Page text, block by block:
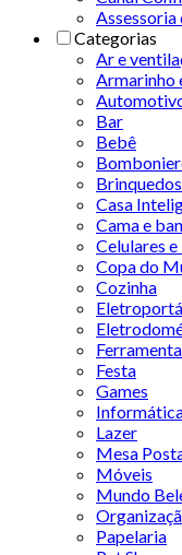
Assessoria
Categorias
Ar e
Armarinho
Bar
Bebê
Brinquedos
Casa
Cama e
Celulares
Copa do
Cozinha
Festa
Games
Lazer
Mesa
Móveis
Mundo
Papelaria